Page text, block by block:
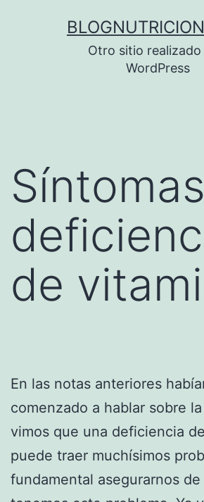
Otro sitio realizado
WordPress
de
En las notas anteriores
comenzado a hablar sobre la
vimos que una deficiencia
puede traer muchísimos
fundamental asegurarnos